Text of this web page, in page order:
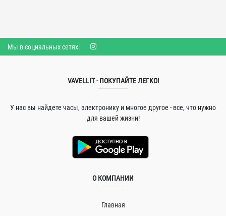
Мы в социальных сетях:
VAVELLIT - ПОКУПАЙТЕ ЛЕГКО!
У нас вы найдете часы, электронику и многое другое - все, что нужно
для вашей жизни!
О КОМПАНИИ
Главная